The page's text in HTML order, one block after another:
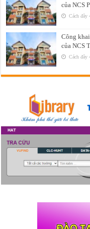
của NCS
Cách đây
Công
của NCS
Cách đây